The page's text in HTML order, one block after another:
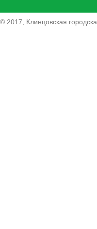
© 2017, Клинцовская